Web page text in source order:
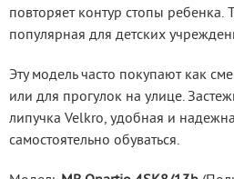
повторяет контур стопы ребенка.
популярная для детских
Эту модель часто покупают как
или для прогулок на улице.
липучка Velkro, удобная и
самостоятельно обуваться.